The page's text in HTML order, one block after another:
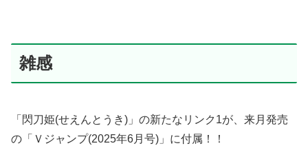
雑感
「閃刀姫(せえんとうき)」の新たなリンク1が、来月発売
の「Ｖジャンプ(2025年6月号)」に付属！！